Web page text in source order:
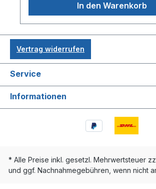
In den Warenkorb
Vertrag widerrufen
Service
Informationen
* Alle Preise inkl. gesetzl. Mehrwertsteuer
und ggf. Nachnahmegebühren, wenn nicht